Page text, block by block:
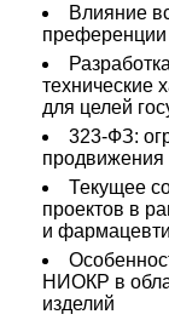
Влияние
преференции
технические
для целей
323-ФЗ:
продвижения
Текущее
проектов в
и
НИОКР в
изделий